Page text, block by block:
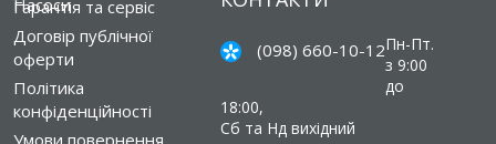
Насоси
Гарантія та сервіс
Договір публічної
оферти
Політика
конфіденційності
Умови повернення
(098) 660-10-12Пн-Пт.
з 9:00
до
18:00,
Сб та Нд вихідний